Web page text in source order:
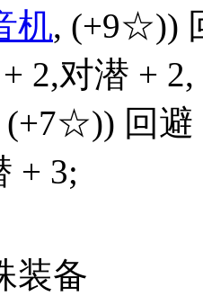
机, (+9☆))
2,对潜 +
(+7☆)) 回
+ 3;
装备